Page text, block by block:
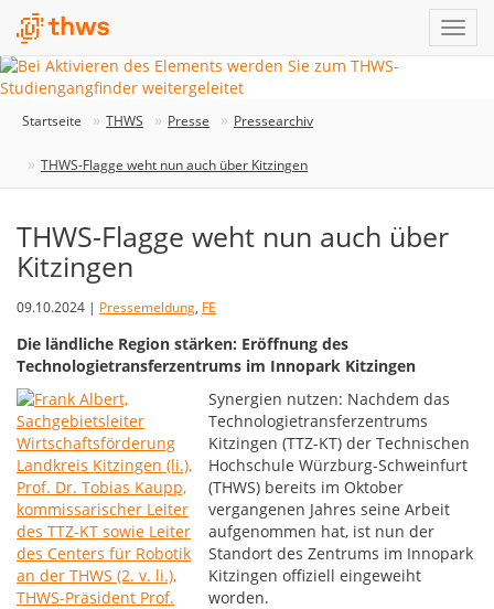
Startseite THWS Presse Pressearchiv
THWS-Flagge weht nun auch über Kitzingen
THWS-Flagge weht nun auch über
Kitzingen
09.10.2024 | Pressemeldung, FE
Die ländliche Region stärken: Eröffnung des
Technologietransferzentrums im Innopark Kitzingen
Synergien nutzen: Nachdem das
Technologietransferzentrums
Kitzingen (TTZ-KT) der Technischen
Hochschule Würzburg-Schweinfurt
(THWS) bereits im Oktober
vergangenen Jahres seine Arbeit
aufgenommen hat, ist nun der
Standort des Zentrums im Innopark
Kitzingen offiziell eingeweiht
worden.